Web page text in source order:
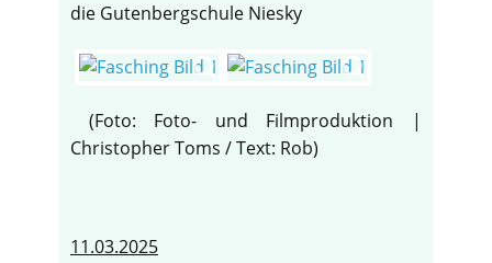
die Gutenbergschule Niesky
(Foto: Foto- und Filmproduktion |
Christopher Toms / Text: Rob)
11.03.2025